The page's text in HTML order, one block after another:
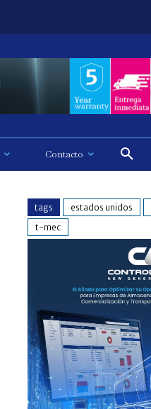
Contacto
tags estados unidos
t-mec